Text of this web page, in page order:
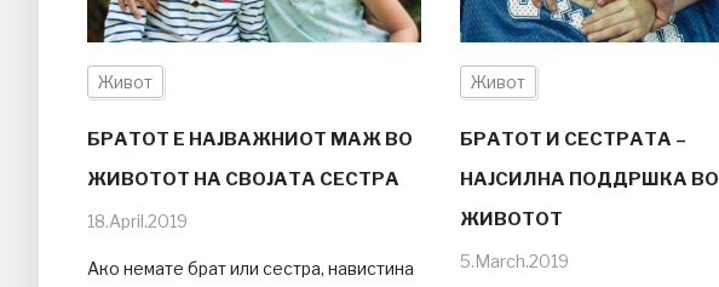
Живот
БРАТОТ Е НАЈВАЖНИОТ МАЖ ВО
ЖИВОТОТ НА СВОЈАТА СЕСТРА
18.April.2019
Ако немате брат или сестра, навистина
Живот
БРАТОТ И СЕСТРАТА –
НАЈСИЛНА ПОДДРШКА ВО
ЖИВОТОТ
5.March.2019